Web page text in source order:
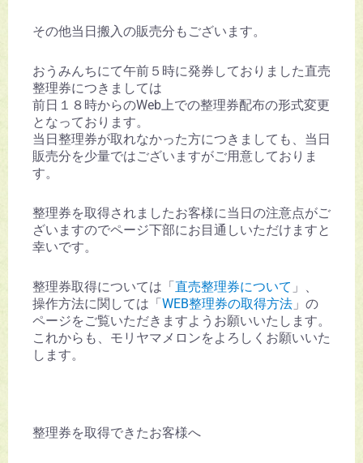
その他当日搬入の販売分もございます。
おうみんちにて午前５時に発券しておりました直売
整理券につきましては
前日１８時からのWeb上での整理券配布の形式変更
となっております。
当日整理券が取れなかった方につきましても、当日
販売分を少量ではございますがご用意しておりま
す。
整理券を取得されましたお客様に当日の注意点がご
ざいますのでページ下部にお目通しいただけますと
幸いです。
整理券取得については「直売整理券について 」、
操作方法に関しては「WEB整理券の取得方法 」の
ページをご覧いただきますようお願いいたします。
これからも、モリヤマメロンをよろしくお願いいた
します。
整理券を取得できたお客様へ